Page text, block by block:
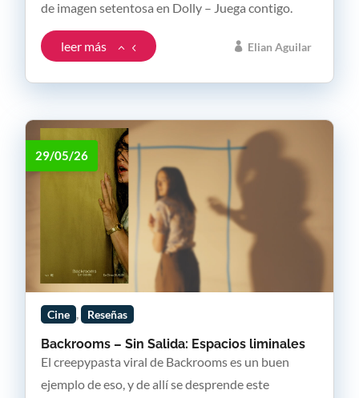
Elian Aguilar
de imagen setentosa en Dolly – Juega contigo.
leer más
Backrooms – Sin Salida: Espacios liminales
29/05/26
Cine , Reseñas
El creepypasta viral de Backrooms es un buen
ejemplo de eso, y de allí se desprende este